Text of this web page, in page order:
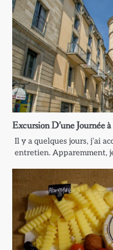
Excursion D’une Journée
Il y a quelques jours, j’ai
entretien. Apparemment,